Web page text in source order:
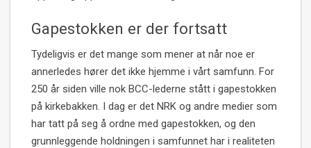
Gapestokken er der fortsatt
Tydeligvis er det mange som mener at når noe er
annerledes hører det ikke hjemme i vårt samfunn. For
250 år siden ville nok BCC-lederne stått i gapestokken
på kirkebakken. I dag er det NRK og andre medier som
har tatt på seg å ordne med gapestokken, og den
grunnleggende holdningen i samfunnet har i realiteten